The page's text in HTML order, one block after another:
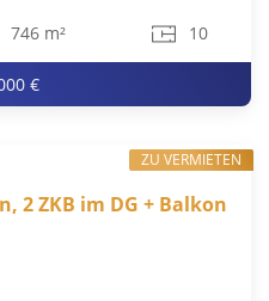
746 m² 10
€
2 ZKB im DG + Balkon
ZU VERMIETEN